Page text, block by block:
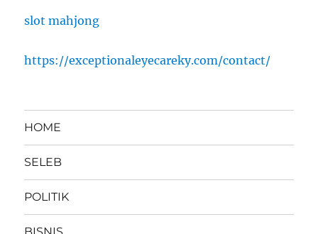
slot mahjong
https://exceptionaleyecareky.com/contact/
HOME
SELEB
POLITIK